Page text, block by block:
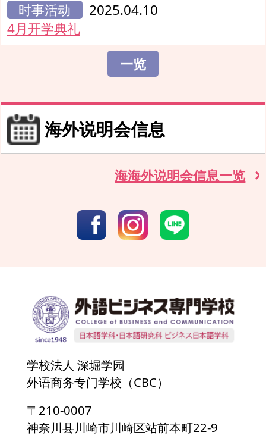
时事活动
2025.04.10
4月开学典礼
一览
海外说明会信息
海海外说明会信息一览
学校法人 深堀学园
外语商务专门学校（CBC）
〒210-0007
神奈川县川崎市川崎区站前本町22-9